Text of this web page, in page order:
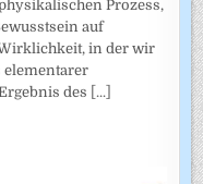
Prozess,
auf
in der wir
elementarer
des [...]